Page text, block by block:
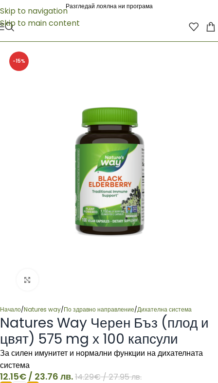
Skip to navigation
Skip to main content
Разгледай лоялна ни програма
-15%
Начало/Natures way/По здравно направление/Дихателна система
Natures Way Черен Бъз (плод и
цвят) 575 mg х 100 капсули
За силен имунитет и нормални функции на дихателната
система
12.15€ / 23.76 лв.14.29€/ 27.95 лв.